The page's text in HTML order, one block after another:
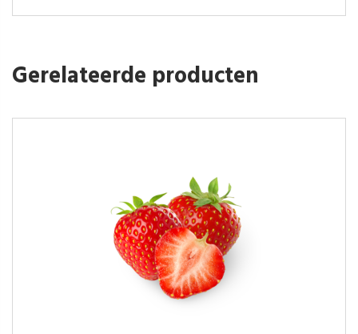
Gerelateerde producten